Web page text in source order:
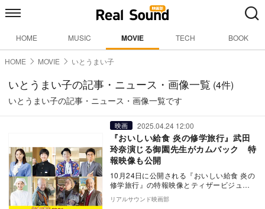
HOME MUSIC MOVIE TECH BOOK
HOME MOVIE いとうまい子
いとうまい子の記事・ニュース・画像一覧 (4件)
いとうまい子の記事・ニュース・画像一覧です
映画 2025.04.24 12:00
『おいしい給食 炎の修学旅行』武田
玲奈演じる御園先生がカムバック 特
報映像も公開
10月24日に公開される『おいしい給食 炎の
修学旅行』の特報映像とティザービジュア
ルが公開され、追加キャストとして、田澤
泰粋、栄…
リアルサウンド映画部